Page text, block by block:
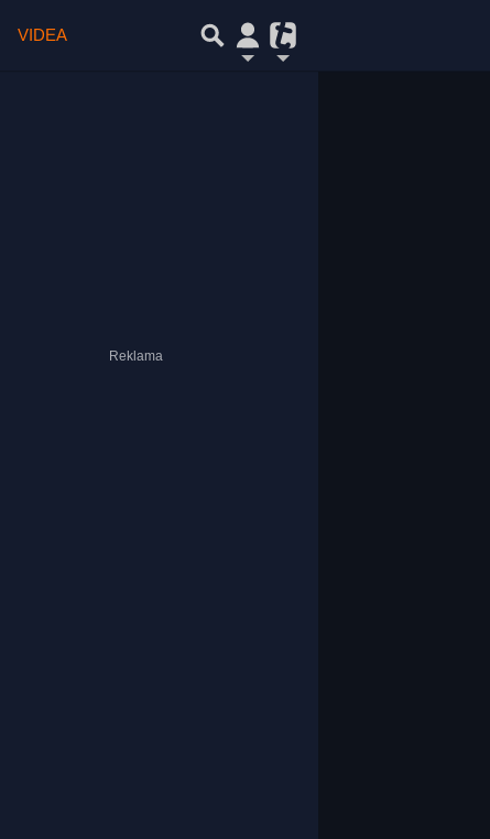
VIDEA